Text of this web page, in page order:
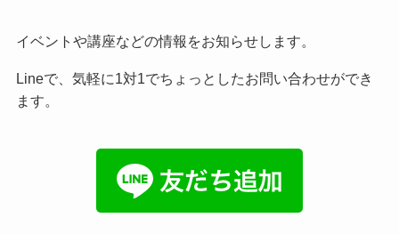
イベントや講座などの情報をお知らせします。
Lineで、気軽に1対1でちょっとしたお問い合わせができ
ます。